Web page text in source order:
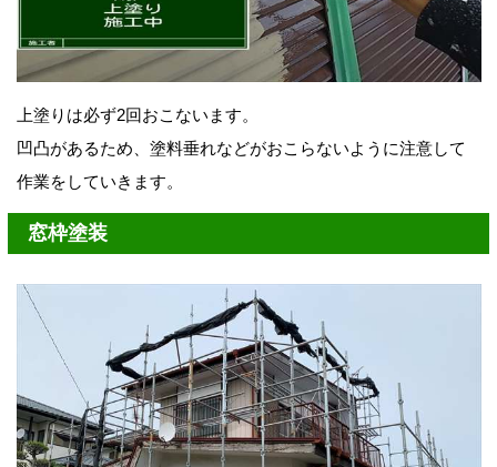
上塗りは必ず2回おこないます。
凹凸があるため、塗料垂れなどがおこらないように注意して
作業をしていきます。
窓枠塗装